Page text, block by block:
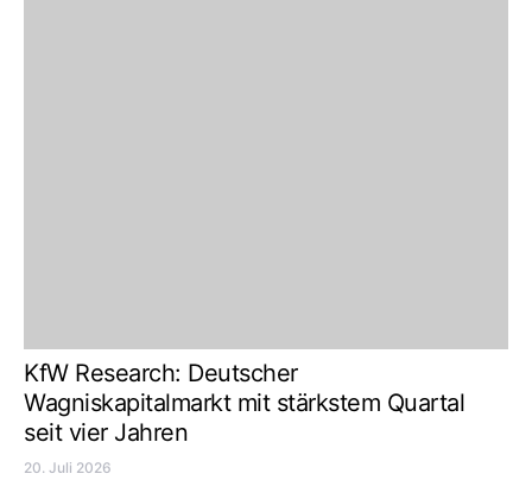
KfW Research: Deutscher
Wagniskapitalmarkt mit stärkstem Quartal
seit vier Jahren
20. Juli 2026